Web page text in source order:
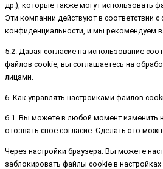
др.), которые также могут использовать
Эти компании действуют в соответствии
конфиденциальности, и мы рекомендуем
5.2. Давая согласие на использование
файлов cookie, вы соглашаетесь на
лицами.
6. Как управлять настройками файлов
6.1. Вы можете в любой момент изменить
отозвать свое согласие. Сделать это
Через настройки браузера: Вы можете
заблокировать файлы cookie в настройках